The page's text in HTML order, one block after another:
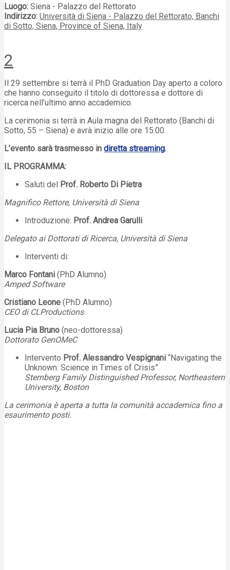
Luogo: Siena - Palazzo del Rettorato
Indirizzo: Università di Siena - Palazzo del Rettorato, Banchi
di Sotto, Siena, Province of Siena, Italy
2
Il 29 settembre si terrà il PhD Graduation Day aperto a coloro
che hanno conseguito il titolo di dottoressa e dottore di
ricerca nell’ultimo anno accademico.
La cerimonia si terrà in Aula magna del Rettorato (Banchi di
Sotto, 55 – Siena) e avrà inizio alle ore 15.00.
L’evento sarà trasmesso in diretta streaming.
IL PROGRAMMA:
Saluti del
Prof. Roberto Di Pietra
Magnifico Rettore, Università di Siena
Introduzione: Prof. Andrea Garulli
Delegato ai Dottorati di Ricerca, Università di Siena
Interventi di:
Marco Fontani (PhD Alumno)
Amped Software
Cristiano Leone (PhD Alumno)
CEO di CLProductions
Lucia Pia Bruno (neo-dottoressa)
Dottorato GenOMeC
Intervento Prof. Alessandro Vespignani “Navigating the
Unknown: Science in Times of Crisis”
Sternberg Family Distinguished Professor, Northeastern
University, Boston
La cerimonia è aperta a tutta la comunità accademica fino a
esaurimento posti.